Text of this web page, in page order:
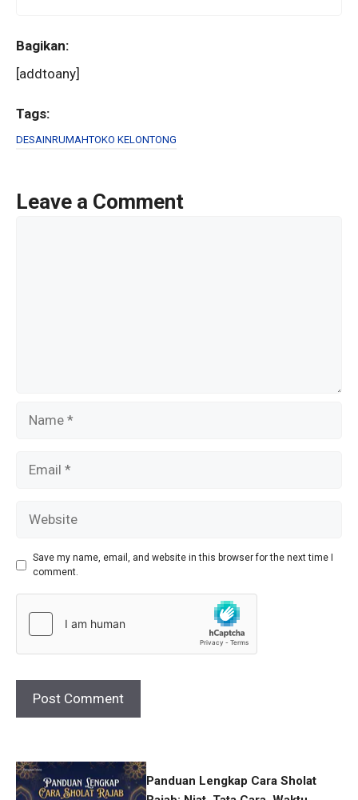
Bagikan:
[addtoany]
Tags:
DESAINRUMAHTOKO KELONTONG
Leave a Comment
Save my name, email, and website in this browser for the next time I
comment.
Panduan Lengkap Cara Sholat